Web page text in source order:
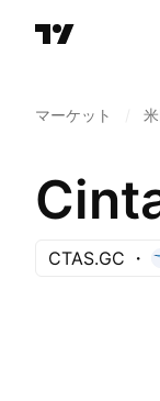
マーケット
CTAS.GC